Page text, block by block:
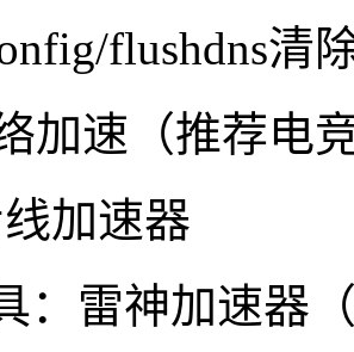
flushdns清
加速（推荐电
加速器
：雷神加速器